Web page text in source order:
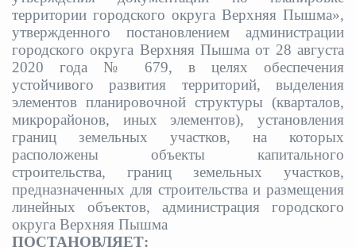
территории городского округа Верхняя Пышма»,
утвержденного постановлением администрации
городского округа Верхняя Пышма от 28 августа
2020 года № 679,в целях обеспечения
устойчивого развития территорий, выделения
элементов планировочной структуры (кварталов,
микрорайонов, иных элементов), установления
границ земельных участков, на которых
расположены объекты капитального
строительства, границ земельных участков,
предназначенных для строительства и размещения
линейных объектов, администрация городского
округа Верхняя Пышма
ПОСТАНОВЛЯЕТ: